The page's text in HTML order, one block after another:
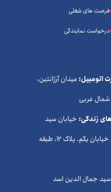
فرصت های شغلی
درخواست نمایندگی
میدان آرژانتین،
شمال غربی
زندگی: خیابان سید
حسن نصرالله (وزراء) ، خیابان یکم، پلاک 12، طبقه
سید جمال الدین اسد